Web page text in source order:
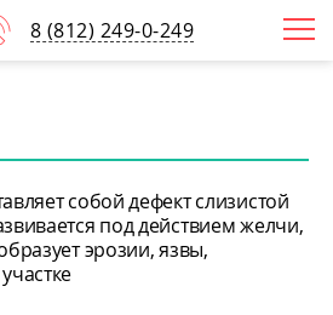
8 (812) 249-0-249
собой дефект слизистой
под действием желчи,
эрозии, язвы,